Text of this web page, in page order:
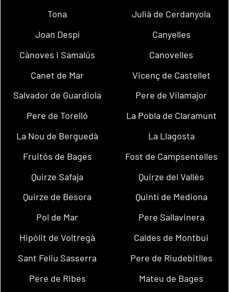
Tona
Julià de Cerdanyola
Joan Despí
Canyelles
Cànoves i Samalús
Canovelles
Canet de Mar
Vicenç de Castellet
Salvador de Guardiola
Pere de Vilamajor
Pere de Torelló
La Pobla de Claramunt
La Nou de Berguedà
La Llagosta
Fruitós de Bages
Fost de Campsentelles
Quirze Safaja
Quirze del Vallès
Quirze de Besora
Quintí de Mediona
Pol de Mar
Pere Sallavinera
Hipòlit de Voltregà
Caldes de Montbui
Sant Feliu Sasserra
Pere de Riudebitlles
Pere de Ribes
Mateu de Bages